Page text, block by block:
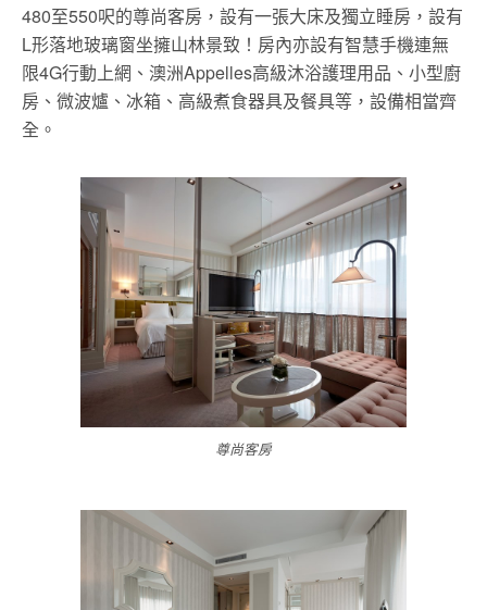
480至550呎的尊尚客房，設有一張大床及獨立睡房，設有
L形落地玻璃窗坐擁山林景致！房內亦設有智慧手機連無
限4G行動上網、澳洲Appelles高級沐浴護理用品、小型廚
房、微波爐、冰箱、高級煮食器具及餐具等，設備相當齊
全。
尊尚客房